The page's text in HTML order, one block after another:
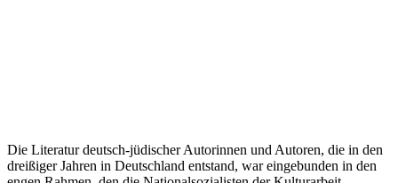
Die Literatur deutsch-jüdischer Autorinnen und Autoren, die in den
dreißiger Jahren in Deutschland entstand, war eingebunden in den